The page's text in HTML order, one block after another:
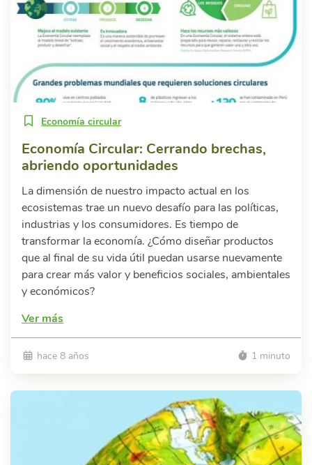
Economía circular
Economía Circular: Cerrando brechas,
abriendo oportunidades
La dimensión de nuestro impacto actual en los
ecosistemas trae un nuevo desafío para las políticas,
industrias y los consumidores. Es tiempo de
transformar la economía. ¿Cómo diseñar productos
que al final de su vida útil puedan usarse nuevamente
para crear más valor y beneficios sociales, ambientales
y económicos?
Ver más
hace 8 años 1 minuto